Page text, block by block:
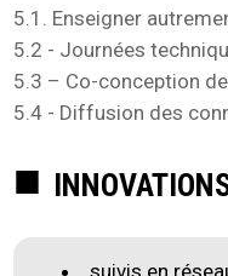
5.1. Enseigner
5.2 - Journées
5.3 – Co-conception
5.4 - Diffusion des
suivis en